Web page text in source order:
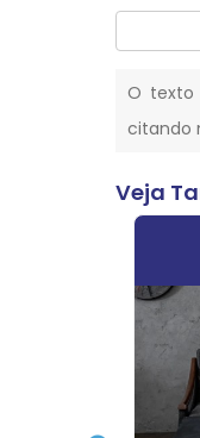
O texto
citando
Veja